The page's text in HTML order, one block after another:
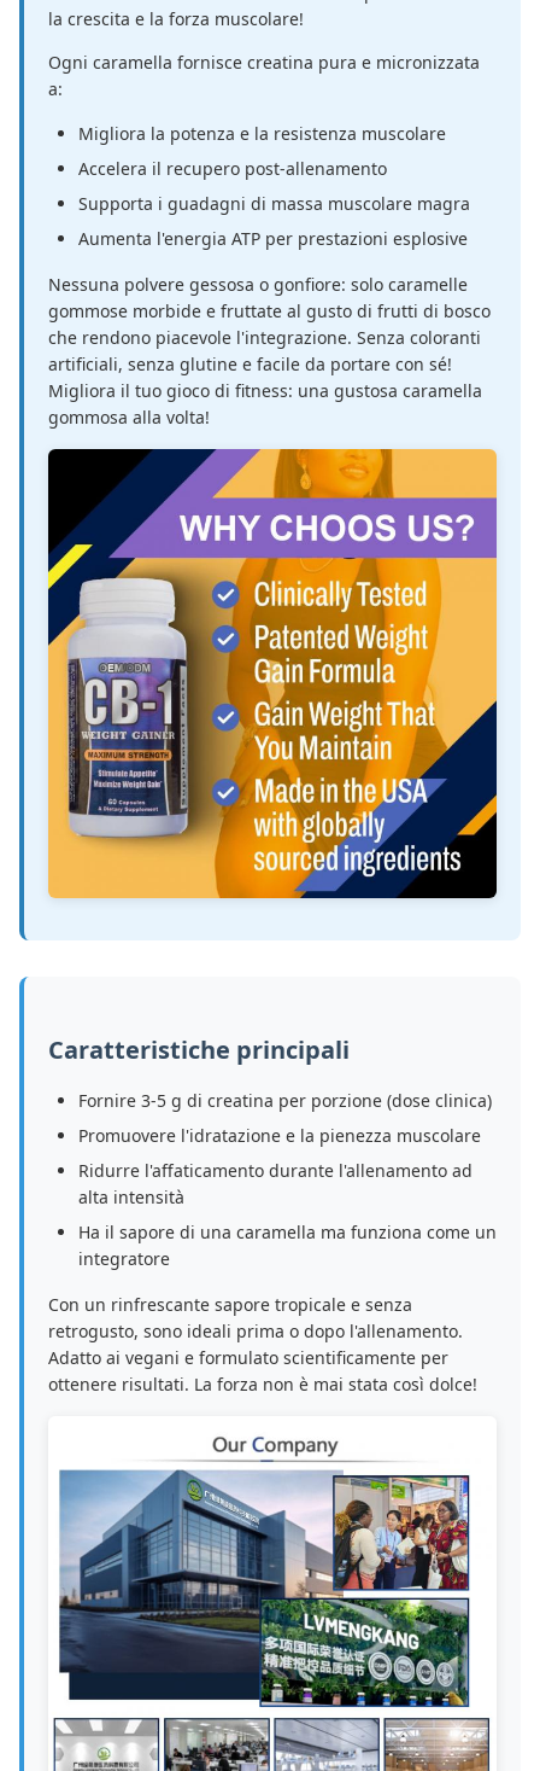
la crescita e la forza muscolare!
Ogni caramella fornisce creatina pura e micronizzata
a:
Migliora la potenza e la resistenza muscolare
Accelera il recupero post-allenamento
Supporta i guadagni di massa muscolare magra
Aumenta l'energia ATP per prestazioni esplosive
Nessuna polvere gessosa o gonfiore: solo caramelle
gommose morbide e fruttate al gusto di frutti di bosco
che rendono piacevole l'integrazione. Senza coloranti
artificiali, senza glutine e facile da portare con sé!
Migliora il tuo gioco di fitness: una gustosa caramella
gommosa alla volta!
Caratteristiche principali
Fornire 3-5 g di creatina per porzione (dose clinica)
Promuovere l'idratazione e la pienezza muscolare
Ridurre l'affaticamento durante l'allenamento ad
alta intensità
Ha il sapore di una caramella ma funziona come un
integratore
Con un rinfrescante sapore tropicale e senza
retrogusto, sono ideali prima o dopo l'allenamento.
Adatto ai vegani e formulato scientificamente per
ottenere risultati. La forza non è mai stata così dolce!